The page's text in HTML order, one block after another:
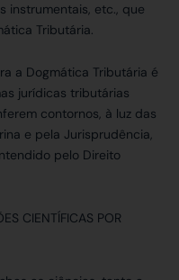
instrumentais, etc., que
Tributária.
a Dogmática Tributária é
jurídicas tributárias
contornos, à luz das
e pela Jurisprudência,
pelo Direito
CIENTÍFICAS POR